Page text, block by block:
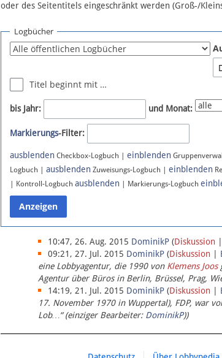
oder des Seitentitels eingeschränkt werden (Groß-/
Logbücher
Titel beginnt mit …
bis Jahr: und Monat:
Markierungs-Filter:
ausblenden Checkbox-Logbuch | einblenden
Logbuch | ausblenden Zuweisungs-Logbuch | einblenden
| Kontroll-Logbuch ausblenden | Markierungs-Logbuch
10:47, 26. Aug. 2015 DominikP (Diskussion |
09:21, 27. Jul. 2015 DominikP (Diskussion |
eine Lobbyagentur, die 1990 von Klemens Joos
Agentur über Büros in Berlin, Brüssel, Prag,
14:19, 21. Jul. 2015 DominikP (Diskussion |
17. November 1970 in Wuppertal), FDP, war
Lob…“ (einziger Bearbeiter: DominikP))